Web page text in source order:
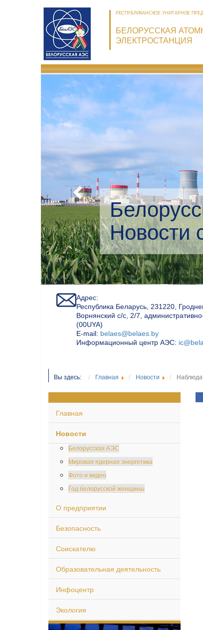
РЕСПУБЛИКАНСКОЕ УНИТАРНОЕ
БЕЛОРУССКАЯ
ЭЛЕКТРОСТАНЦИЯ
Адрес:
Республика Беларусь, 231220,
Ворнянский с/с, 2/7,
(00UYA)
Е-mail: belaes@belaes.by
Информационный центр АЭС:
Вы здесь: Главная Новости
Главная
Новости
Белорусская АЭС
Мировая ядерная энергетика
Фото и видео
Год белорусской женщины
О предприятии
Безопасность
Соискателю
Образовательная деятельность
Инфоцентр
Экология